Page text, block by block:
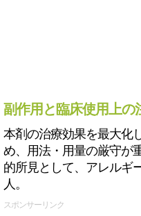
副作用と臨床使用上の
本剤の治療効果を最大化
め、用法・用量の厳守が
的所見として、アレルギ
人。
スポンサーリンク